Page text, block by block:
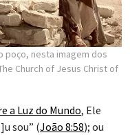
poço, nesta imagem dos
Church of Jesus Christ of
a Luz do Mundo, Ele
sou” (João 8:58); ou